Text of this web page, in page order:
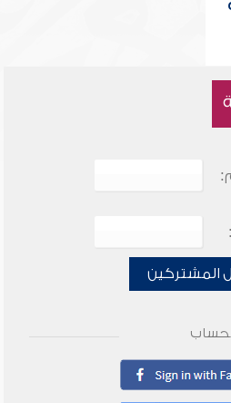
المشتركين
بحساب